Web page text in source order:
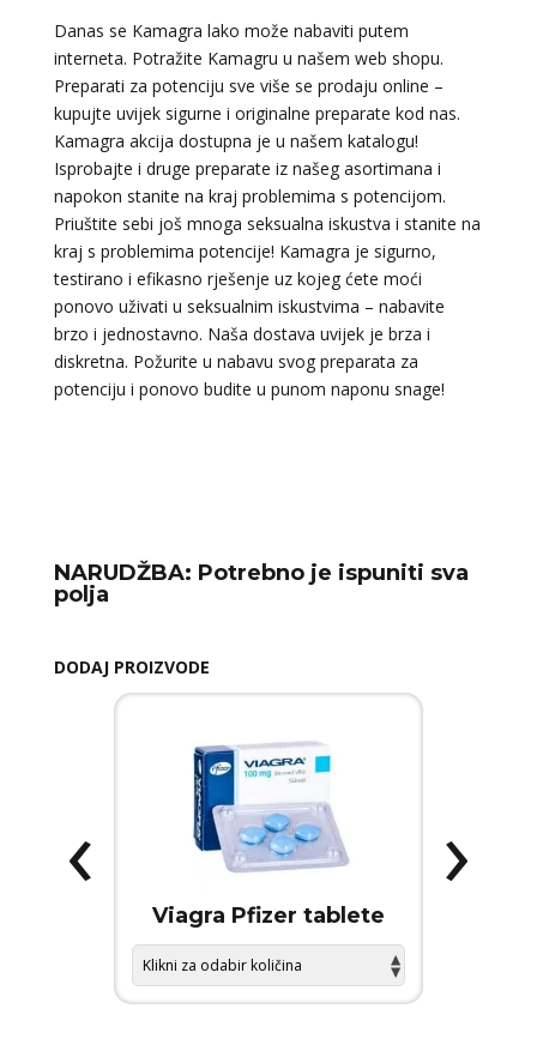
Danas se Kamagra lako može nabaviti putem
interneta. Potražite Kamagru u našem web shopu.
Preparati za potenciju sve više se prodaju online –
kupujte uvijek sigurne i originalne preparate kod nas.
Kamagra akcija dostupna je u našem katalogu!
Isprobajte i druge preparate iz našeg asortimana i
napokon stanite na kraj problemima s potencijom.
Priuštite sebi još mnoga seksualna iskustva i stanite na
kraj s problemima potencije! Kamagra je sigurno,
testirano i efikasno rješenje uz kojeg ćete moći
ponovo uživati u seksualnim iskustvima – nabavite
brzo i jednostavno. Naša dostava uvijek je brza i
diskretna. Požurite u nabavu svog preparata za
potenciju i ponovo budite u punom naponu snage!
NARUDŽBA: Potrebno je ispuniti sva
polja
DODAJ PROIZVODE
Viagra Pfizer tablete
‹ ›